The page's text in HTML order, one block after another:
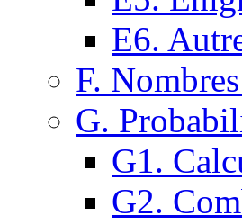
E6.
F.
G.
G1.
G2.